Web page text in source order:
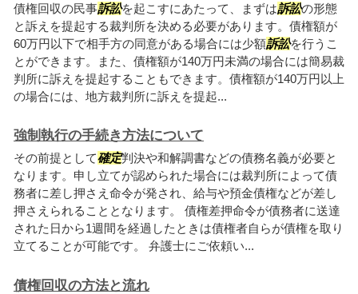
債権回収の民事訴訟を起こすにあたって、まずは訴訟の形態
と訴えを提起する裁判所を決める必要があります。債権額が
60万円以下で相手方の同意がある場合には少額訴訟を行うこ
とができます。また、債権額が140万円未満の場合には簡易裁
判所に訴えを提起することもできます。債権額が140万円以上
の場合には、地方裁判所に訴えを提起...
強制執行の手続き方法について
その前提として確定判決や和解調書などの債務名義が必要と
なります。申し立てが認められた場合には裁判所によって債
務者に差し押さえ命令が発され、給与や預金債権などが差し
押さえられることとなります。 債権差押命令が債務者に送達
された日から1週間を経過したときは債権者自らが債権を取り
立てることが可能です。 弁護士にご依頼い...
債権回収の方法と流れ